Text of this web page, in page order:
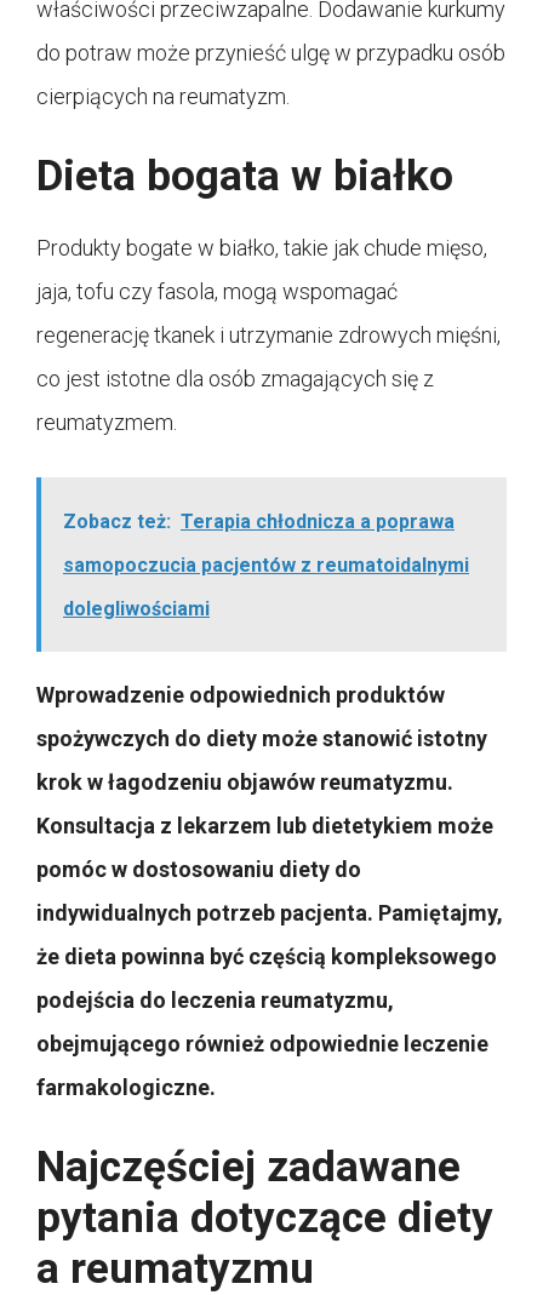
właściwości przeciwzapalne. Dodawanie kurkumy
do potraw może przynieść ulgę w przypadku osób
cierpiących na reumatyzm.
Dieta bogata w białko
Produkty bogate w białko, takie jak chude mięso,
jaja, tofu czy fasola, mogą wspomagać
regenerację tkanek i utrzymanie zdrowych mięśni,
co jest istotne dla osób zmagających się z
reumatyzmem.
Zobacz też: Terapia chłodnicza a poprawa
samopoczucia pacjentów z reumatoidalnymi
dolegliwościami
Wprowadzenie odpowiednich produktów
spożywczych do diety może stanowić istotny
krok w łagodzeniu objawów reumatyzmu.
Konsultacja z lekarzem lub dietetykiem może
pomóc w dostosowaniu diety do
indywidualnych potrzeb pacjenta. Pamiętajmy,
że dieta powinna być częścią kompleksowego
podejścia do leczenia reumatyzmu,
obejmującego również odpowiednie leczenie
farmakologiczne.
Najczęściej zadawane
pytania dotyczące diety
a reumatyzmu